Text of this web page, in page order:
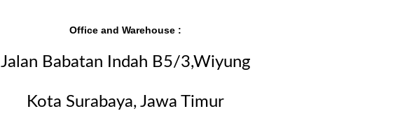
Office and Warehouse :
Jalan Babatan Indah B5/3,Wiyung
Kota Surabaya, Jawa Timur